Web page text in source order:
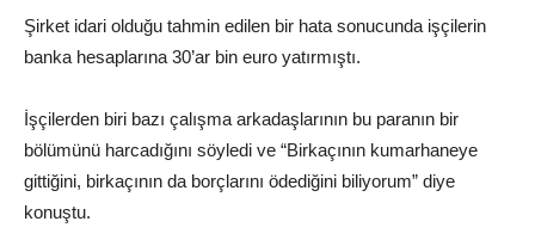
Şirket idari olduğu tahmin edilen bir hata sonucunda işçilerin
banka hesaplarına 30’ar bin euro yatırmıştı.
İşçilerden biri bazı çalışma arkadaşlarının bu paranın bir
bölümünü harcadığını söyledi ve “Birkaçının kumarhaneye
gittiğini, birkaçının da borçlarını ödediğini biliyorum” diye
konuştu.